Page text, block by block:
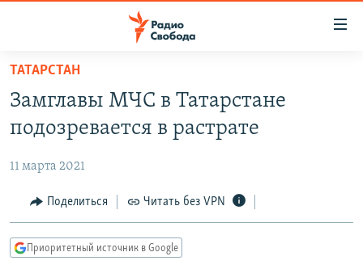
упрощенного
доступа
основному
Вернутся
главной
навигации
АВТОРСКИЕ ПРОЕКТЫ
ЦИТАТЫ СВОБОДЫ
МНЕНИЯ
IDEL.РЕАЛИИ
ТАТАРСТАН
Замглавы МЧС в Татарстане
подозревается в растрате
11 марта 2021
Поделиться Читать без VPN
Приоритетный источник в Google